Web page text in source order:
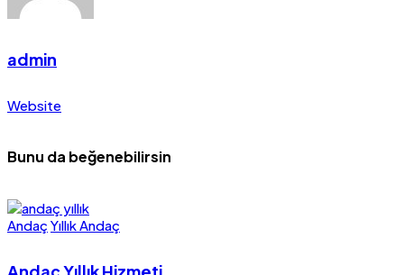
admin
Website
Bunu da beğenebilirsin
Andaç Yıllık Andaç